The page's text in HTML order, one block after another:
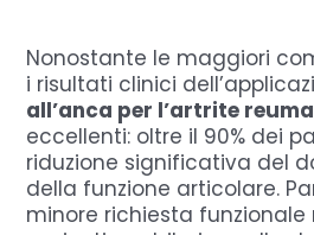
Nonostante le maggiori
i risultati clinici
all’anca per l’artrite
eccellenti: oltre il 90% dei
riduzione significativa del
della funzione articolare.
minore richiesta